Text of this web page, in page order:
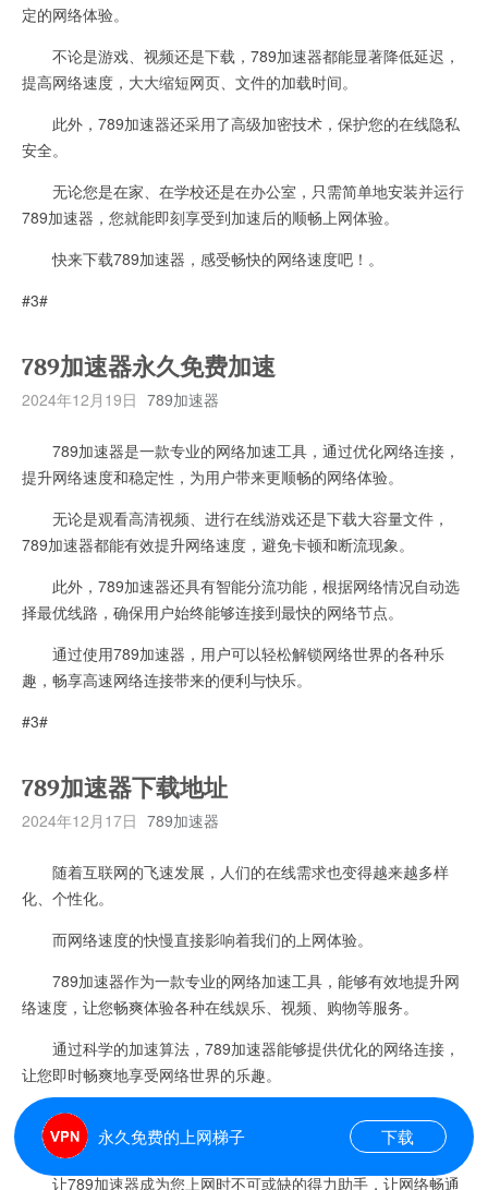
定的网络体验。
不论是游戏、视频还是下载，789加速器都能显著降低延迟，
提高网络速度，大大缩短网页、文件的加载时间。
此外，789加速器还采用了高级加密技术，保护您的在线隐私
安全。
无论您是在家、在学校还是在办公室，只需简单地安装并运行
789加速器，您就能即刻享受到加速后的顺畅上网体验。
快来下载789加速器，感受畅快的网络速度吧！。
#3#
789加速器永久免费加速
2024年12月19日 789加速器
789加速器是一款专业的网络加速工具，通过优化网络连接，
提升网络速度和稳定性，为用户带来更顺畅的网络体验。
无论是观看高清视频、进行在线游戏还是下载大容量文件，
789加速器都能有效提升网络速度，避免卡顿和断流现象。
此外，789加速器还具有智能分流功能，根据网络情况自动选
择最优线路，确保用户始终能够连接到最快的网络节点。
通过使用789加速器，用户可以轻松解锁网络世界的各种乐
趣，畅享高速网络连接带来的便利与快乐。
#3#
789加速器下载地址
2024年12月17日 789加速器
随着互联网的飞速发展，人们的在线需求也变得越来越多样
化、个性化。
而网络速度的快慢直接影响着我们的上网体验。
789加速器作为一款专业的网络加速工具，能够有效地提升网
络速度，让您畅爽体验各种在线娱乐、视频、购物等服务。
通过科学的加速算法，789加速器能够提供优化的网络连接，
让您即时畅爽地享受网络世界的乐趣。
不论是游戏玩家、视频观众还是网购达人，789加速器都能为
您带来极速体验，让您告别网络卡顿、缓慢的困扰。
让789加速器成为您上网时不可或缺的得力助手，让网络畅通
永久免费的上网梯子 下载